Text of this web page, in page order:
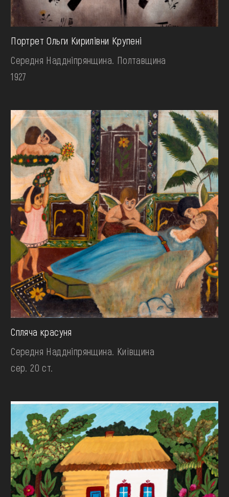
Портрет Ольги Кирилівни Крупені
Середня Наддніпрянщина. Полтавщина
1927
Спляча красуня
Середня Наддніпрянщина. Київщина
сер. 20 ст.